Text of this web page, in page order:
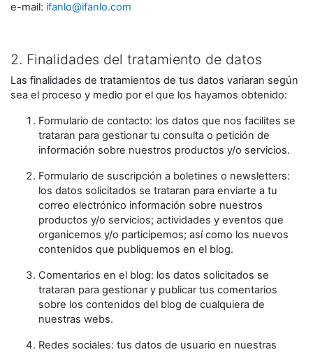
e-mail: ifanlo@ifanlo.com
2. Finalidades del tratamiento de datos
Las finalidades de tratamientos de tus datos variaran según
sea el proceso y medio por el que los hayamos obtenido:
Formulario de contacto: los datos que nos facilites se
trataran para gestionar tu consulta o petición de
información sobre nuestros productos y/o servicios.
Formulario de suscripción a boletines o newsletters:
los datos solicitados se trataran para enviarte a tu
correo electrónico información sobre nuestros
productos y/o servicios; actividades y eventos que
organicemos y/o participemos; así como los nuevos
contenidos que publiquemos en el blog.
Comentarios en el blog: los datos solicitados se
trataran para gestionar y publicar tus comentarios
sobre los contenidos del blog de cualquiera de
nuestras webs.
Redes sociales: tus datos de usuario en nuestras